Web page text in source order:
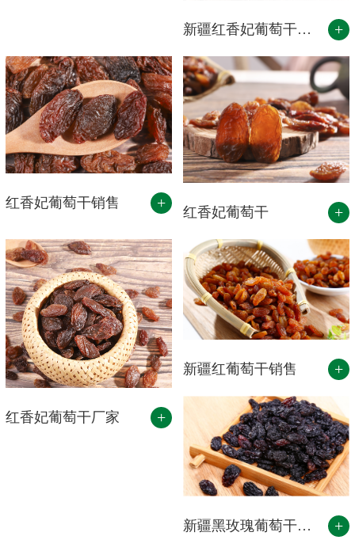
新疆红香妃葡萄干批发 +
红香妃葡萄干销售 +
红香妃葡萄干 +
红香妃葡萄干厂家 +
新疆红葡萄干销售 +
新疆黑玫瑰葡萄干批发 +